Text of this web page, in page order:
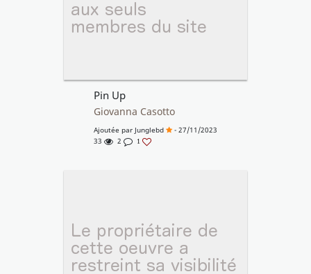
Pin Up
Giovanna Casotto
Ajoutée par Junglebd
- 27/11/2023
33
2 1